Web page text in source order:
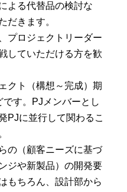
よる代替品の検討な
だきます。
プロジェクトリーダー
していただける方を歓
クト（構想～完成）期
です。PJメンバーとし
PJに並行して関わるこ
の（顧客ニーズに基づ
ジや新製品）の開発要
もちろん、設計部から